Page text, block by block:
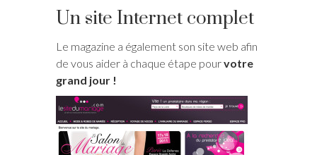
Un site Internet complet
Le magazine a également son site web afin
de vous aider à chaque étape pourvotre
grand jour !